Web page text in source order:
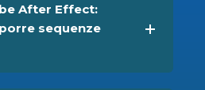
After Effect:
sequenze